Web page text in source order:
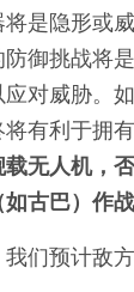
将是隐形或
御挑战将
对威胁。
有利于拥
载无人机，
如古巴）作
们预计敌